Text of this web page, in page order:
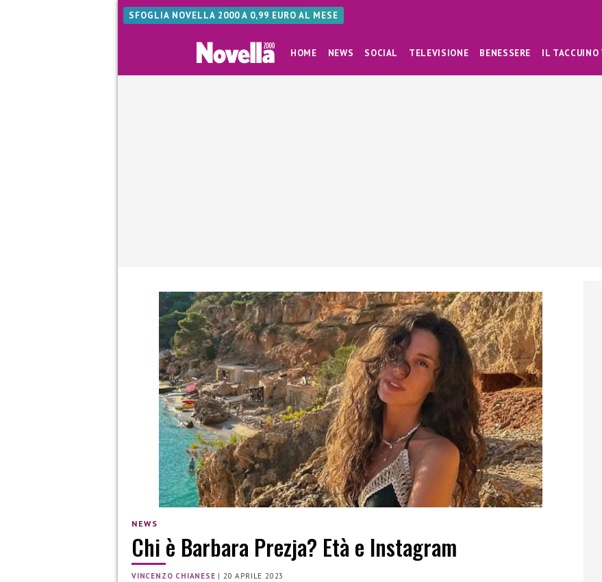
SFOGLIA NOVELLA 2000 A 0,99 EURO AL MESE
HOME NEWS SOCIAL TELEVISIONE BENESSERE IL TACCUINO
NEWS
Chi è Barbara Prezja? Età e Instagram
VINCENZO CHIANESE |20 APRILE 2023